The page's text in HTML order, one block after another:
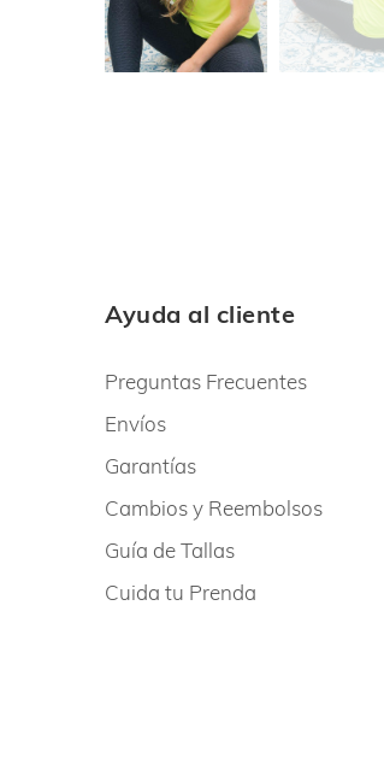
Ayuda al cliente
Preguntas Frecuentes
Envíos
Garantías
Cambios y Reembolsos
Guía de Tallas
Cuida tu Prenda